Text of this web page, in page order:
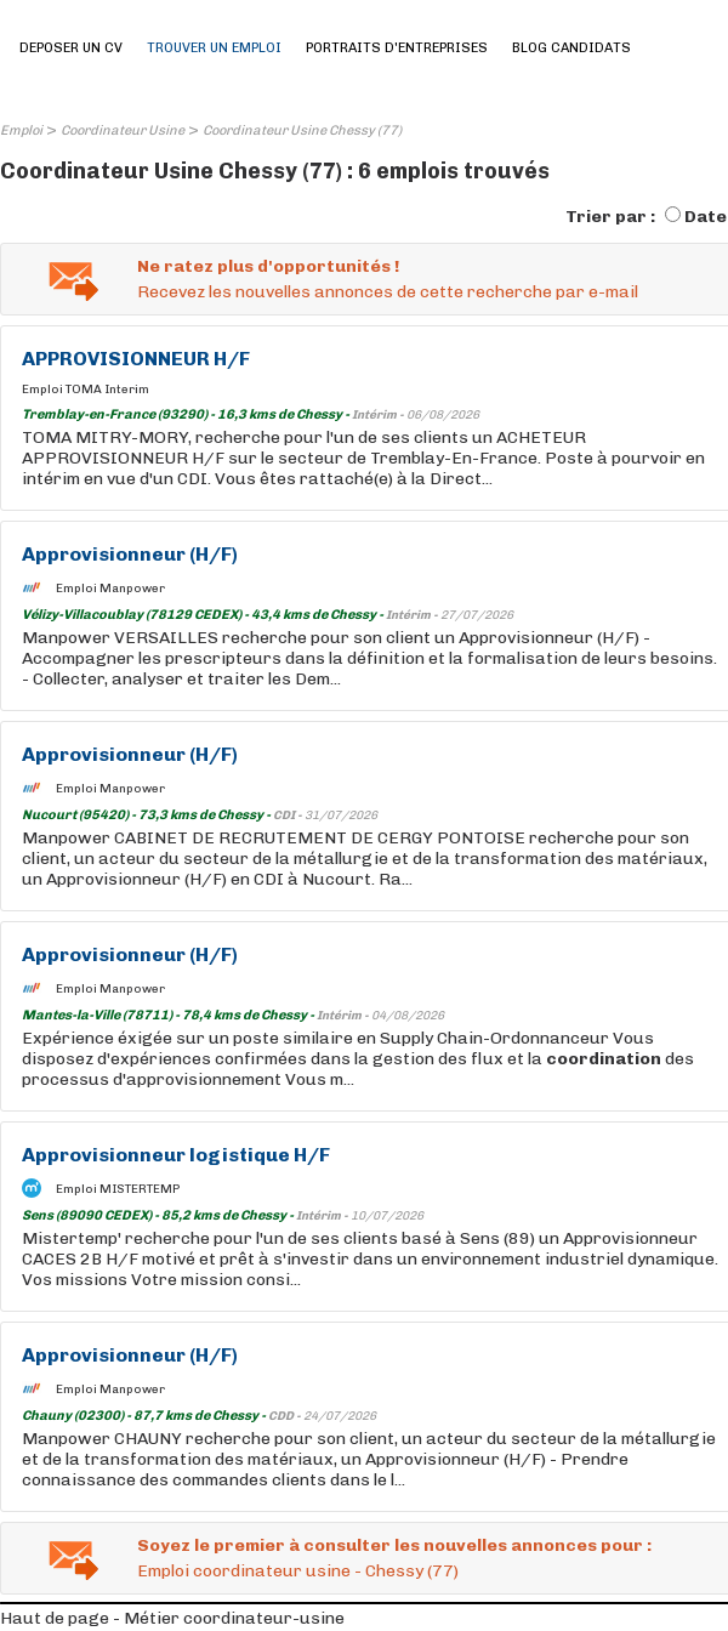
DEPOSER UN CV TROUVER UN EMPLOI PORTRAITS D'ENTREPRISES BLOG CANDIDATS
Emploi> Coordinateur Usine> Coordinateur Usine Chessy (77)
Coordinateur Usine Chessy (77) : 6 emplois trouvés
Trier par : Date
Ne ratez plus d'opportunités !
Recevez les nouvelles annonces de cette recherche par e-mail
APPROVISIONNEUR H/F
Emploi TOMA Interim
Tremblay-en-France (93290) - 16,3 kms de Chessy -Intérim - 06/08/2026
TOMA MITRY-MORY, recherche pour l'un de ses clients un ACHETEUR
APPROVISIONNEUR H/F sur le secteur de Tremblay-En-France. Poste à pourvoir en
intérim en vue d'un CDI. Vous êtes rattaché(e) à la Direct...
Approvisionneur (H/F)
Emploi Manpower
Vélizy-Villacoublay (78129 CEDEX) - 43,4 kms de Chessy -Intérim - 27/07/2026
Manpower VERSAILLES recherche pour son client un Approvisionneur (H/F) -
Accompagner les prescripteurs dans la définition et la formalisation de leurs besoins.
- Collecter, analyser et traiter les Dem...
Approvisionneur (H/F)
Emploi Manpower
Nucourt (95420) - 73,3 kms de Chessy -CDI - 31/07/2026
Manpower CABINET DE RECRUTEMENT DE CERGY PONTOISE recherche pour son
client, un acteur du secteur de la métallurgie et de la transformation des matériaux,
un Approvisionneur (H/F) en CDI à Nucourt. Ra...
Approvisionneur (H/F)
Emploi Manpower
Mantes-la-Ville (78711) - 78,4 kms de Chessy -Intérim - 04/08/2026
Expérience éxigée sur un poste similaire en Supply Chain-Ordonnanceur Vous
disposez d'expériences confirmées dans la gestion des flux et la coordination des
processus d'approvisionnement Vous m...
Approvisionneur logistique H/F
Emploi MISTERTEMP
Sens (89090 CEDEX) - 85,2 kms de Chessy -Intérim - 10/07/2026
Mistertemp' recherche pour l'un de ses clients basé à Sens (89) un Approvisionneur
CACES 2B H/F motivé et prêt à s'investir dans un environnement industriel dynamique.
Vos missions Votre mission consi...
Approvisionneur (H/F)
Emploi Manpower
Chauny (02300) - 87,7 kms de Chessy -CDD - 24/07/2026
Manpower CHAUNY recherche pour son client, un acteur du secteur de la métallurgie
et de la transformation des matériaux, un Approvisionneur (H/F) - Prendre
connaissance des commandes clients dans le l...
Soyez le premier à consulter les nouvelles annonces pour :
Emploi coordinateur usine - Chessy (77)
Haut de page - Métier coordinateur-usine